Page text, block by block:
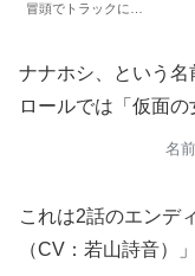
冒頭でトラックに…
ナナホシ、という
ロールでは「仮面の
名
これは2話のエンデ
（CV：若山詩音）